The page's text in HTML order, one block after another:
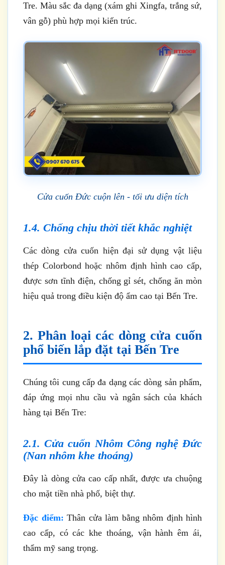
Tre. Màu sắc đa dạng (xám ghi Xingfa, trắng sứ,
vân gỗ) phù hợp mọi kiến trúc.
Cửa cuốn Đức cuộn lên - tối ưu diện tích
1.4. Chống chịu thời tiết khắc nghiệt
Các dòng cửa cuốn hiện đại sử dụng vật liệu
thép Colorbond hoặc nhôm định hình cao cấp,
được sơn tĩnh điện, chống gỉ sét, chống ăn mòn
hiệu quả trong điều kiện độ ẩm cao tại Bến Tre.
2. Phân loại các dòng cửa cuốn
phổ biến lắp đặt tại Bến Tre
Chúng tôi cung cấp đa dạng các dòng sản phẩm,
đáp ứng mọi nhu cầu và ngân sách của khách
hàng tại Bến Tre:
2.1. Cửa cuốn Nhôm Công nghệ Đức
(Nan nhôm khe thoáng)
Đây là dòng cửa cao cấp nhất, được ưa chuộng
cho mặt tiền nhà phố, biệt thự.
Đặc điểm: Thân cửa làm bằng nhôm định hình
cao cấp, có các khe thoáng, vận hành êm ái,
thẩm mỹ sang trọng.